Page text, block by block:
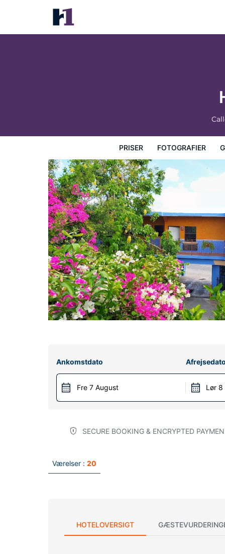
PRISER FOTOGRAFIER
Hotel Hacienda del Viejo
Priser
Ankomstdato
Fre 7 August Lør 8
SECURE BOOKING & ENCRYPTED
Værelser : 20
HOTELOVERSIGT